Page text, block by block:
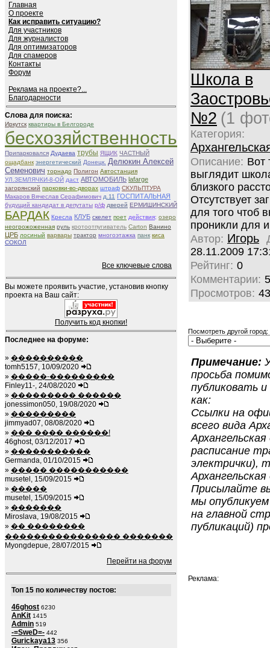
Главная
О проекте
Как исправить ситуацию?
Для участников
Для журналистов
Для оптимизаторов
Для спамеров
Контакты
Форум
Реклама на проекте?...
Благодарности
Слова для поиска:
Иркутск квартиры в Белгороде
бесхозяйственность
Припарковался Дудаева трубы ЯЩИК ЧАСТНЫЙ
ощадбанк энергетический Донецк. Делюкин Алексей
Семенович торнадо Полигон Автостанция
УЛ.ЗЕМЛЯЧКИ-8-ОЙ даст АВТОМОБИЛЬ lafarge
загорянский парковки-во-дворах штраф СКУЛЬПТУРА
Макаров Вячеслав Серафимович д.11 ГОСПИТАЛЬНАЯ
будущий кандидат в депутаты р/ф дверей ЕРМИШИНСКИЙ
БАРДАК Кресла КЛУБ скелет поет действия; озеро
неогрожоженная руль кротоотпугиватель Carton Ванино
ЦРБ лосиный варвары трактор многоэтажка панк киса
СОКОЛ
Все ключевые слова
Вы можете проявить участие, установив кнопку
проекта на Ваш сайт:
Получить код кнопки!
Последнее на форуме:
» ����������
tomh5157, 10/09/2020
» �����-���������
Finley11-, 24/08/2020
» ��������� ������
jonessimon050, 19/08/2020
» ���������
jimmyad07, 08/08/2020
» ��� ���� ������!
46ghost, 03/12/2017
» �����������
Germanda, 01/10/2015
» ����� �����������
musetel, 15/09/2015
» �����
musetel, 15/09/2015
» �������
Miroslava, 19/08/2015
» �� ��������
���������������� �������
Myongdepue, 28/07/2015
Перейти на форум
Топ 15 по количеству постов:
46ghost 6230
AnKit 1415
Admin 519
-=SweD=- 442
Gurickaya13 356
Школа в
№2 (1
Категория:
Описание: Вот
выглядит
близкого
Отсутствует
для того чтоб
проникли для
Автор: Игорь
28.11.2009
Рейтинг: 0
Комментарии: 5
Просмотров:
Посмотреть другой город:
Примечание:
просьба
публиковать
как:
Ссылки на
всего вида
расписание
электрички),
Присылайте
мы
на главной
публикаций)
Реклама: